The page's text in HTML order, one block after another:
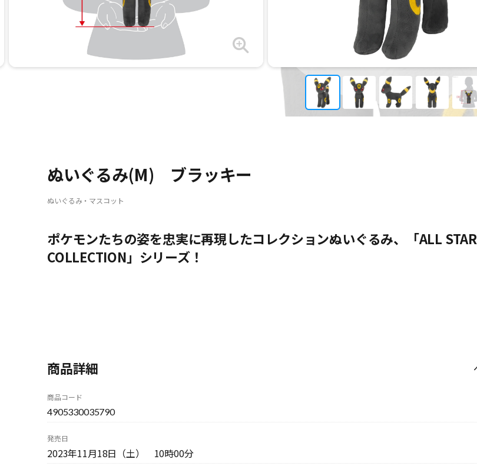
ぬいぐるみ(M) ブラッキー
ぬいぐるみ・マスコット
ポケモンたちの姿を忠実に再現したコレクションぬいぐるみ、「ALL STAR
COLLECTION」シリーズ！
商品詳細
商品コード
4905330035790
発売日
2023年11月18日（土） 10時00分